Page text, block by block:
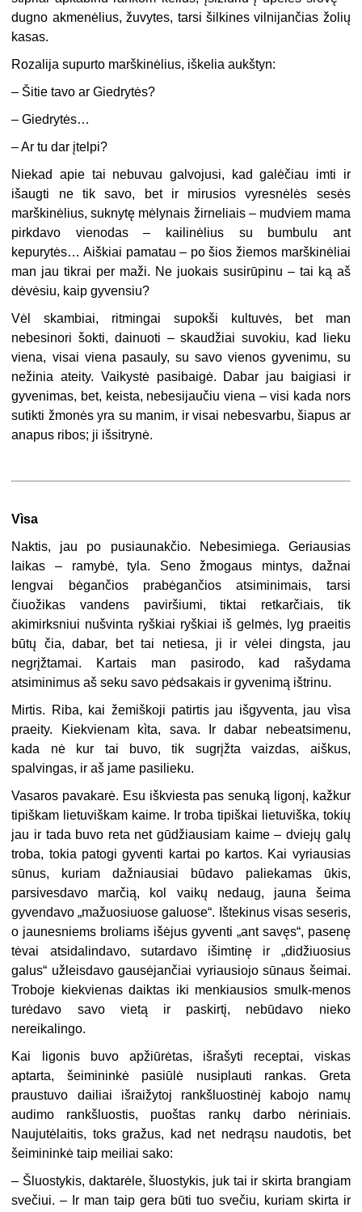
dugno akmenėlius, žuvytes, tarsi šilkines vilnijančias žolių
kasas.
Rozalija supurto marškinėlius, iškelia aukštyn:
– Šitie tavo ar Giedrytės?
– Giedrytės…
– Ar tu dar įtelpi?
Niekad apie tai nebuvau galvojusi, kad galėčiau imti ir
išaugti ne tik savo, bet ir mirusios vyresnėlės sesės
marškinėlius, suknytę mėlynais žirneliais – mudviem mama
pirkdavo vienodas – kailinėlius su bumbulu ant
kepurytės… Aiškiai pamatau – po šios žiemos marškinėliai
man jau tikrai per maži. Ne juokais susirūpinu – tai ką aš
dėvėsiu, kaip gyvensiu?
Vėl skambiai, ritmingai supokši kultuvės, bet man
nebesinori šokti, dainuoti – skaudžiai suvokiu, kad lieku
viena, visai viena pasauly, su savo vienos gyvenimu, su
nežinia ateity. Vaikystė pasibaigė. Dabar jau baigiasi ir
gyvenimas, bet, keista, nebesijaučiu viena – visi kada nors
sutikti žmonės yra su manim, ir visai nebesvarbu, šiapus ar
anapus ribos; ji išsitrynė.
Vìsa
Naktis, jau po pusiaunakčio. Nebesimiega. Geriausias
laikas – ramybė, tyla. Seno žmogaus mintys, dažnai
lengvai bėgančios prabėgančios atsiminimais, tarsi
čiuožikas vandens paviršiumi, tiktai retkarčiais, tik
akimirksniui nušvinta ryškiai ryškiai iš gelmės, lyg praeitis
būtų čia, dabar, bet tai netiesa, ji ir vėlei dingsta, jau
negrįžtamai. Kartais man pasirodo, kad rašydama
atsiminimus aš seku savo pėdsakais ir gyvenimą ištrinu.
Mirtis. Riba, kai žemiškoji patirtis jau išgyventa, jau vìsa
praeity. Kiekvienam kìta, sava. Ir dabar nebeatsimenu,
kada nė kur tai buvo, tik sugrįžta vaizdas, aiškus,
spalvingas, ir aš jame pasilieku.
Vasaros pavakarė. Esu iškviesta pas senuką ligonį, kažkur
tipiškam lietuviškam kaime. Ir troba tipiškai lietuviška, tokių
jau ir tada buvo reta net gūdžiausiam kaime – dviejų galų
troba, tokia patogi gyventi kartai po kartos. Kai vyriausias
sūnus, kuriam dažniausiai būdavo paliekamas ūkis,
parsivesdavo marčią, kol vaikų nedaug, jauna šeima
gyvendavo „mažuosiuose galuose“. Ištekinus visas seseris,
o jaunesniems broliams išėjus gyventi „ant savęs“, pasenę
tėvai atsidalindavo, sutardavo išimtinę ir „didžiuosius
galus“ užleisdavo gausėjančiai vyriausiojo sūnaus šeimai.
Troboje kiekvienas daiktas iki menkiausios smulk-menos
turėdavo savo vietą ir paskirtį, nebūdavo nieko
nereikalingo.
Kai ligonis buvo apžiūrėtas, išrašyti receptai, viskas
aptarta, šeimininkė pasiūlė nusiplauti rankas. Greta
praustuvo dailiai išraižytoj rankšluostinėj kabojo namų
audimo rankšluostis, puoštas rankų darbo nėriniais.
Naujutėlaitis, toks gražus, kad net nedrąsu naudotis, bet
šeimininkė taip meiliai sako:
– Šluostykis, daktarėle, šluostykis, juk tai ir skirta brangiam
svečiui. – Ir man taip gera būti tuo svečiu, kuriam skirta ir